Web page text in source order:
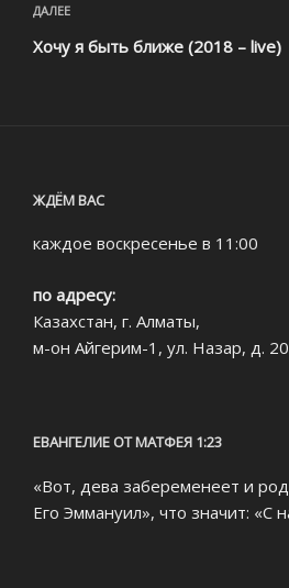
Следующая
запись
ДАЛЕЕ
Хочу я быть ближе (2018 – live)
ЖДЁМ ВАС
каждое воскресенье в 11:00
по адресу:
Казахстан, г. Алматы,
м-он Айгерим-1, ул. Назар, д. 20
ЕВАНГЕЛИЕ ОТ МАТФЕЯ 1:23
«Вот, дева забеременеет и
Его Эммануил», что значит: «С